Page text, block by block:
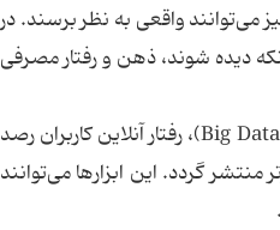
واقعی به نظر برسند. در
دیده شوند، ذهن و رفتار مصرفی
امروزه با بهره‌گیری از هوش مصنوعی و تحلیل کلان‌داده‌ها (Big Data)، رفتار آنلاین کاربران رصد
گردد. این ابزارها می‌توانند